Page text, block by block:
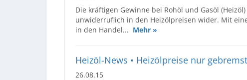
Die kräftigen Gewinne bei Rohöl und Gasöl
unwiderruflich in den Heizölpreisen wider. Mit
in den Handel... Mehr »
Heizöl-News • Heizölpreise nur
26.08.15